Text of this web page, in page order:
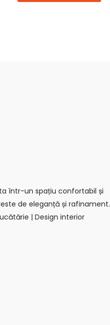
într-un spațiu confortabil și
de eleganță și rafinament.
| Design interior